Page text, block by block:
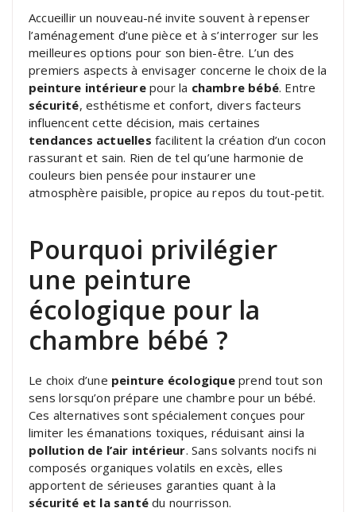
Accueillir un nouveau-né invite souvent à repenser
l’aménagement d’une pièce et à s’interroger sur les
meilleures options pour son bien-être. L’un des
premiers aspects à envisager concerne le choix de la
peinture intérieurepour la chambre bébé. Entre
sécurité, esthétisme et confort, divers facteurs
influencent cette décision, mais certaines
tendances actuelles facilitent la création d’un cocon
rassurant et sain. Rien de tel qu’une harmonie de
couleurs bien pensée pour instaurer une
atmosphère paisible, propice au repos du tout-petit.
Pourquoi privilégier
une peinture
écologique pour la
chambre bébé ?
Le choix d’une peinture écologiqueprend tout son
sens lorsqu’on prépare une chambre pour un bébé.
Ces alternatives sont spécialement conçues pour
limiter les émanations toxiques, réduisant ainsi la
pollution de l’air intérieur. Sans solvants nocifs ni
composés organiques volatils en excès, elles
apportent de sérieuses garanties quant à la
sécurité et la santé du nourrisson.